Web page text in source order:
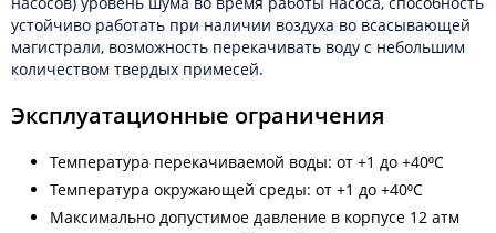
устойчиво работать при наличии воздуха во всасывающей
магистрали, возможность перекачивать воду с небольшим
количеством твердых примесей.
Эксплуатационные ограничения
Температура перекачиваемой воды: от +1 до +40⁰С
Температура окружающей среды: от +1 до +40⁰С
Максимально допустимое давление в корпусе 12 атм